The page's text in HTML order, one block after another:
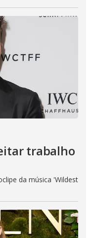
trabalho
da música 'Wildest